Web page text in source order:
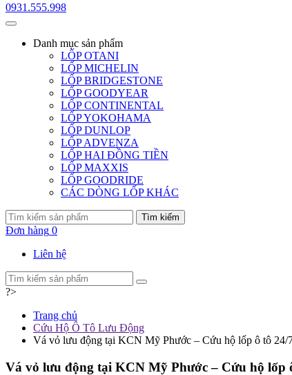
0931.555.998
Danh mục sản phẩm
LỐP OTANI
LỐP MICHELIN
LỐP BRIDGESTONE
LỐP GOODYEAR
LỐP CONTINENTAL
LỐP YOKOHAMA
LỐP DUNLOP
LỐP ADVENZA
LỐP HAI ĐỒNG TIỀN
LỐP MAXXIS
LỐP GOODRIDE
CÁC DÒNG LỐP KHÁC
Tìm kiếm
Đơn hàng 0
Liên hệ
?>
Trang chủ
Cứu Hộ Ô Tô Lưu Động
Vá vỏ lưu động tại KCN Mỹ Phước – Cứu hộ lốp ô tô 24/
Vá vỏ lưu động tại KCN Mỹ Phước – Cứu hộ lốp